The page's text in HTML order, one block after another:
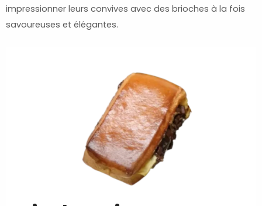
impressionner leurs convives avec des brioches à la fois
savoureuses et élégantes.